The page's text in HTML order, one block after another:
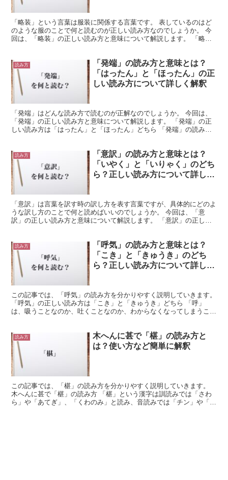
「略装」という言葉は服装に関係する言葉です。 表しているのはど
のような服のことで何と読むのが正しい読み方なのでしょうか。 今
回は、「略装」の正しい読み方と意味について解説します。 「略
読み方
「発端」の読み方と意味とは？
「はったん」と「ほったん」の正
しい読み方について詳しく解釈
「発端」はどんな読み方で読むのが正解なのでしょうか。 今回は、
「発端」の正しい読み方と意味について解説します。 「発端」の正
しい読み方は「はったん」と「ほったん」どちら 「発端」の読み方
読み方
「意訳」の読み方と意味とは？
「いやく」と「いりゃく」のどち
ら？正しい読み方について詳しく
「意訳」は言葉を訳す時の訳し方を表す言葉ですが、具体的にどのよ
うな訳し方のことで何と読めばいいのでしょうか。 今回は、「意
訳」の正しい読み方と意味について解説します。 「意訳」の正しい
読み方
「呼気」の読み方と意味とは？
「こき」と「きゅうき」のどち
ら？正しい読み方について詳しく
この記事では、「呼気」の読み方を分かりやすく説明していきます。
「呼気」の正しい読み方は「こき」と「きゅうき」どちら 「呼」
は、吸うことなのか、吐くことなのか、わからなくなってしまうこと
読み方
木へんに甚で「椹」の読み方と
は？使い方など簡単に解釈
この記事では、「椹」の読み方を分かりやすく説明していきます。
木へんに甚で「椹」の読み方 「椹」という漢字は訓読みでは「さわ
ら」や「あてぎ」、「くわのみ」と読み、音読みでは「チン」や「ジ